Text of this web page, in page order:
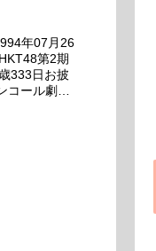
年07月26
第2期
333日お披
ール劇場